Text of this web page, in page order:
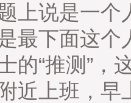
上说是一
最下面这个
“推测”，
近上班，